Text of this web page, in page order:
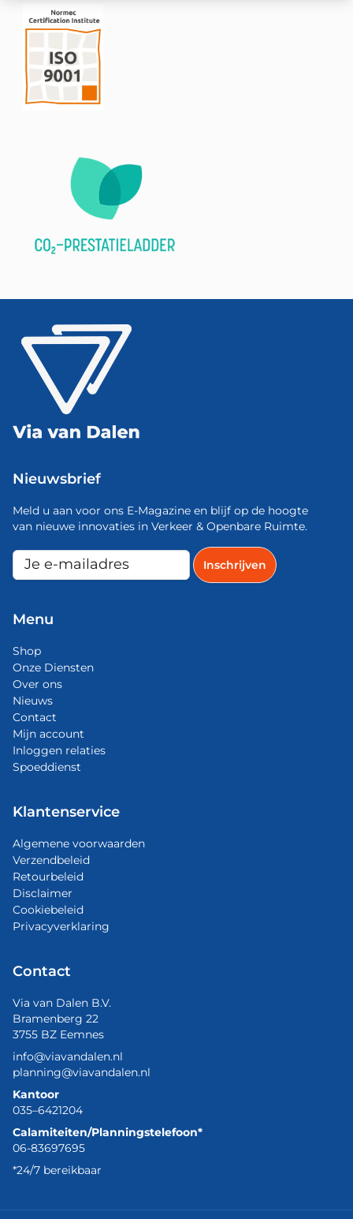
Nieuwsbrief
Meld u aan voor ons E-Magazine en blijf op de hoogte
van nieuwe innovaties in Verkeer & Openbare Ruimte.
Menu
Shop
Onze Diensten
Over ons
Nieuws
Contact
Mijn account
Inloggen relaties
Spoeddienst
Klantenservice
Algemene voorwaarden
Verzendbeleid
Retourbeleid
Disclaimer
Cookiebeleid
Privacyverklaring
Contact
Via van Dalen B.V.
Bramenberg 22
3755 BZ Eemnes
info@viavandalen.nl
planning@viavandalen.nl
Kantoor
035–6421204
Calamiteiten/Planningstelefoon*
06-83697695
*24/7 bereikbaar